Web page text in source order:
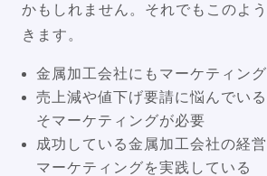
かもしれません。それでもこのよ
きます。
金属加工会社にもマーケティン
売上減や値下げ要請に悩んでい
そマーケティングが必要
成功している金属加工会社の経
マーケティングを実践している